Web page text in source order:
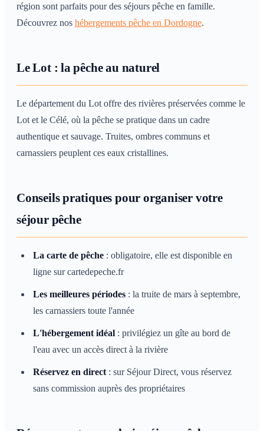
région sont parfaits pour des séjours pêche en famille.
Découvrez nos hébergements pêche en Dordogne.
Le Lot : la pêche au naturel
Le département du Lot offre des rivières préservées comme le
Lot et le Célé, où la pêche se pratique dans un cadre
authentique et sauvage. Truites, ombres communs et
carnassiers peuplent ces eaux cristallines.
Conseils pratiques pour organiser votre
séjour pêche
La carte de pêche : obligatoire, elle est disponible en
ligne sur cartedepeche.fr
Les meilleures périodes : la truite de mars à septembre,
les carnassiers toute l'année
L'hébergement idéal : privilégiez un gîte au bord de
l'eau avec un accès direct à la rivière
Réservez en direct : sur Séjour Direct, vous réservez
sans commission auprès des propriétaires